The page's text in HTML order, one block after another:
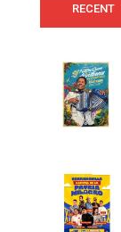
RECENT